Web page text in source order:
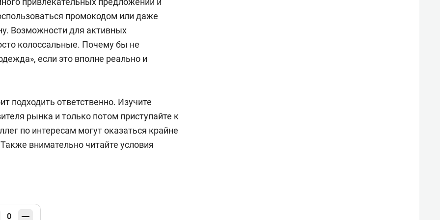
промокодом или даже
Возможности для активных
колоссальные. Почему бы не
если это вполне реально и
подходить ответственно. Изучите
рынка и только потом приступайте к
по интересам могут оказаться крайне
внимательно читайте условия
0